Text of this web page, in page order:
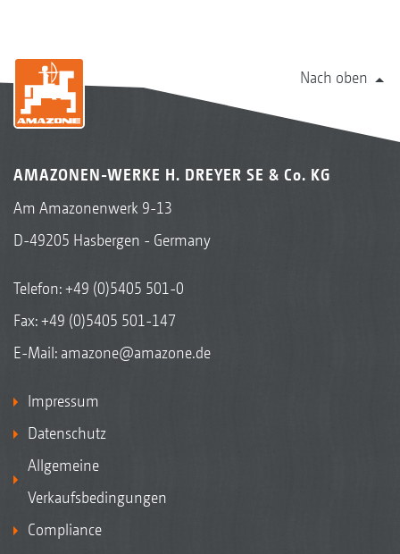
Nach oben
AMAZONEN-WERKE H. DREYER SE & Co. KG
Am Amazonenwerk 9-13
D-49205 Hasbergen - Germany
Telefon:+49 (0)5405 501-0
Fax: +49 (0)5405 501-147
E-Mail: amazone@amazone.de
Impressum
Datenschutz
Allgemeine
Verkaufsbedingungen
Compliance